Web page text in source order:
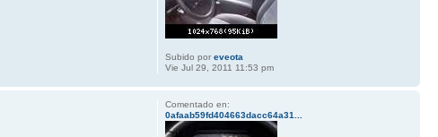
Subido por eveota
Vie Jul 29, 2011 11:53 pm
Comentado en:
0afaab59fd404663dacc64a31...